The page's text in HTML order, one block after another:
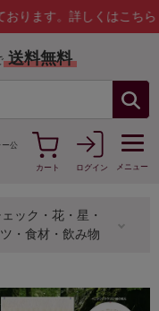
詳しくはこちら
送料無料
ー公
カート
ログイン メニュー
ック・花・星・
・食材・飲み物